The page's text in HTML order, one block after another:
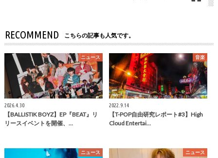
RECOMMEND こちらの記事も人気です。
ニュース
2026.4.30
【BALLISTIK BOYZ】EP『BEAT』リ
リースイベントを開催、…
音楽
2022.9.14
【T-POP自由研究レポート#3】High
Cloud Entertai…
ニュース ニュース